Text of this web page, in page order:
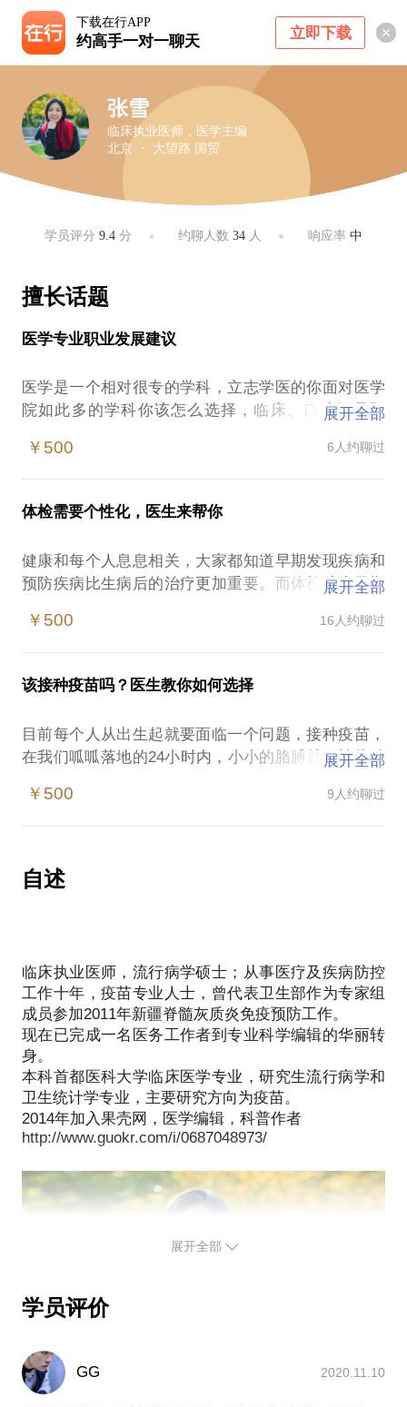
下载在行APP
约高手一对一聊天 立即下载
张雪
临床执业医师，医学主编
北京 ・ 大望路 国贸
学员评分9.4 分 约聊人数 34人 响应率 中
擅长话题
医学专业职业发展建议
医学是一个相对很专的学科，立志学医的你面对医学
院如此多的学科你该怎么选择，临床、口腔还是预
干什么？不当医生你能当什么？干了几年医生的你是
如果有人立志学医而不知如何选择专业，或在工作选
择的交叉路口，或者为了换工作而犹豫不决，我想我
如果你也是个医学专业的同道人，那么可以聊一下除
了做一名专职的医生之外的另一种职业可能，也许可
以以另外一种方式，把自己的所学所得服务给更多的
医学生毕业时的职业规划和专业选择；
往期学员评价：
总体来说不错，首先是从整体帮我分析了一下，然后
讲了每一种可能，最后回到最初的问题，告诉我需要
展开全部
￥500 6人约聊过
体检需要个性化，医生来帮你
健康和每个人息息相关，大家都知道早期发现疾病和
预防疾病比生病后的治疗更加重要。而体检成为早期
那么问题来了？每年拿到体检报告，有一些指标不正
治之症。然后各种找人，排队，挂号看病，得来的就
是大夫的一句话：“没事，观察”。
个性化体检方案？体检报告上那些高高低低的指标是
什么意思？那些显示阳性的结果到底意味着什么？有
些部位发现的小结节到底要不要切除？说的很严重的
意给你说说我们体检中遇到的一些常见问题，并给针
根据你的具体情况给出个性化的体检方案；
帮你避免一些没有必要的体检项目支出；
告诉你如何选择靠谱的体检机构；
帮你解答体检报告中你看不懂的那些问题；
对体检中的阳性结果给出合理化建议；
展开全部
￥500 16人约聊过
该接种疫苗吗？医生教你如何选择
目前每个人从出生起就要面临一个问题，接种疫苗，
在我们呱呱落地的24小时内，小小的胳膊就要被接种
的抵抗外界的一些疾病而注射各种疫苗。
呢？
自愿自费接种的疫苗有必要选择吗？
后就不会得病吗？疫苗能管多长时间？
我在疾病预防控制领域工作10年，大部分时间都在和
疫苗、预防接种、疫苗相关传染病防治打交道，2011
年作为卫生部专家组成员到新疆支援脊髓灰质炎强化
免疫工作。作为一名执业医师，目前就职于一家高端
中美合资医院。
我愿意与你分享的内容包括：
客观分析目前国内疫苗领域的现状
帮助家长挑选需要接种的自费疫苗
有针对性的帮助家长解决给孩子打疫苗时遇到的各类
问题
竟一小时的谈话只能解决一个小问题。请把你的问题
率。期待与你的见面。
【在行郑重提示】：此话题内容仅为该行家在医疗健
康领域的的个人经验、意见或观点，仅供学员参考所
用。如您或您的家人有诊疗需求，在行请您前往正规
展开全部
￥500 9人约聊过
自述
临床执业医师，流行病学硕士；从事医疗及疾病防控
工作十年，疫苗专业人士，曾代表卫生部作为专家组
成员参加2011年新疆脊髓灰质炎免疫预防工作。
现在已完成一名医务工作者到专业科学编辑的华丽转
身。
本科首都医科大学临床医学专业，研究生流行病学和
卫生统计学专业，主要研究方向为疫苗。
2014年加入果壳网，医学编辑，科普作者
http://www.guokr.com/i/0687048973/
展开全部
学员评价
GG 2020.11.10